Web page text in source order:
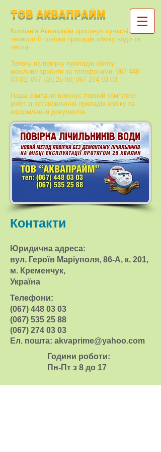
ТОВ АКВАПРАЙМ
Компанія Аквапрайм пропонує сучасні
технології повірки приладів обліку води та
тепла.
Заявку на повірку приладів обліку
можливо зробити за телефонами: 067 448
03 03; 067 535 25 88; 067 274 03 03
Наша компанія виконує повний комплекс
робіт зі встановлення приладів обліку та
оформлення документів.
Контакти
Юридична адреса:
вул. Героїв Маріуполя, 86-А, к. 201,
м. Кременчук,
Україна
Телефони:
(067) 448 03 03
(067) 535 25 88
(067) 274 03 03
Ел. пошта: akvaprime@yahoo.com
Години роботи:
Пн-Пт з 8 до 17